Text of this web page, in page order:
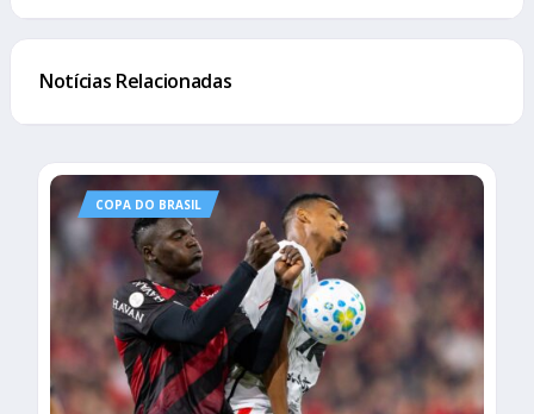
Notícias Relacionadas
COPA DO BRASIL